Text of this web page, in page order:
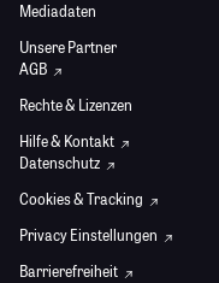
Mediadaten
Unsere Partner
AGB
Rechte & Lizenzen
Hilfe & Kontakt
Datenschutz
Cookies & Tracking
Privacy Einstellungen
Barrierefreiheit